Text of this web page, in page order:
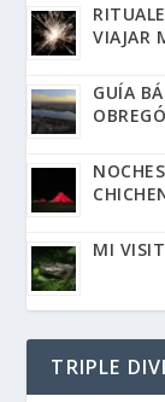
VIAJAR
GUÍA
MI
TRIPLE